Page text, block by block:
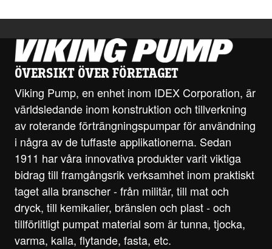
ÖVERSIKT ÖVER FÖRETAGET
Viking Pump, en enhet inom IDEX Corporation, är
världsledande inom konstruktion och tillverkning
av roterande förträngningspumpar för användning
i några av de tuffaste applikationerna. Sedan
1911 har våra innovativa produkter varit viktiga
bidrag till framgångsrik verksamhet inom praktiskt
taget alla branscher - från militär, till mat och
dryck, till kemikalier, bränslen och plast - och
tillförlitligt pumpat material som är tunna, tjocka,
varma, kalla, flytande, fasta, etc.